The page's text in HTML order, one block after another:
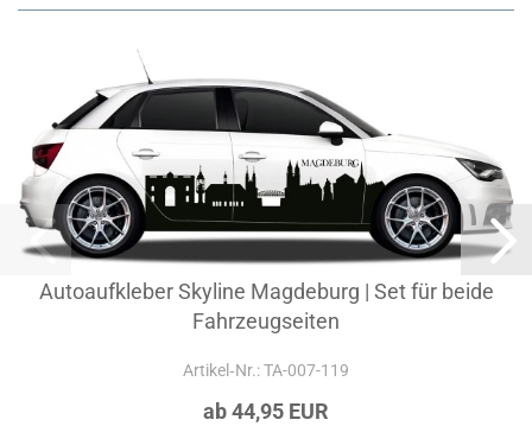
Autoaufkleber Skyline Magdeburg | Set für beide
Fahrzeugseiten
Artikel‑Nr.: TA-007-119
ab 44,95 EUR